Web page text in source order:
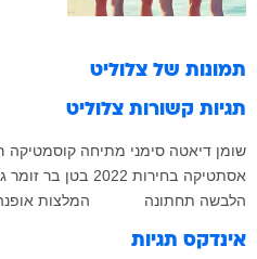
תמונות של צלוליט
תגיות קשורות צלוליט
שומן דיאטה סימני מתיחה קוסמטיקה
אסתטיקה בחירות 2022 בטן בר זומר
הלבשה תחתונה
המלצות
אינדקס תגיות